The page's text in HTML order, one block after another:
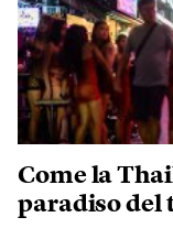
Come la
paradiso del